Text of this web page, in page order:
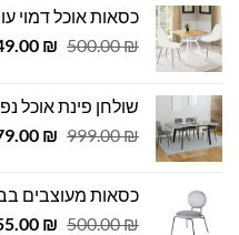
כסאות אוכל דמוי
500.00₪
המחיר
500.00 ₪.
₪
שולחן פינת אוכל נפתח - 120 ס"מ
999.00₪
המחיר
999.00 ₪.
₪
כסאות מעוצבים
500.00₪
המחיר
₪